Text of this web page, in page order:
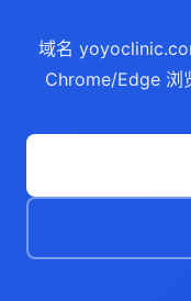
域名
Chrome/Edge 浏